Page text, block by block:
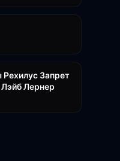
Запрет
Лернер